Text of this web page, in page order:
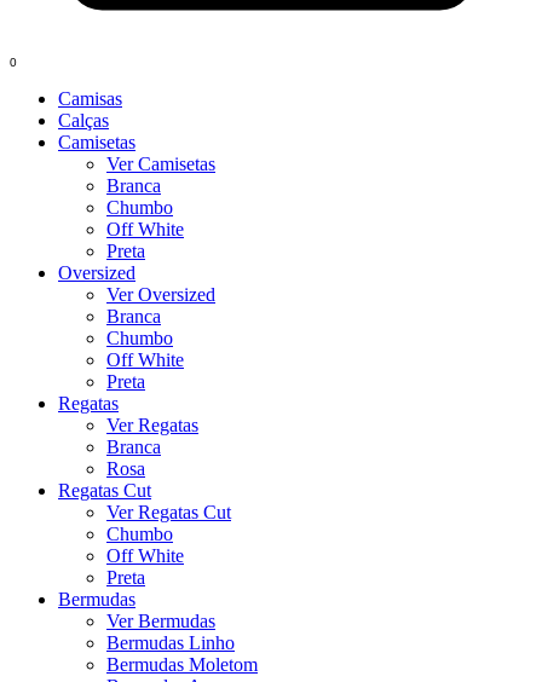
0
Camisas
Calças
Camisetas
Ver Camisetas
Branca
Chumbo
Off White
Preta
Oversized
Ver Oversized
Branca
Chumbo
Off White
Preta
Regatas
Ver Regatas
Branca
Rosa
Regatas Cut
Ver Regatas Cut
Chumbo
Off White
Preta
Bermudas
Ver Bermudas
Bermudas Linho
Bermudas Moletom